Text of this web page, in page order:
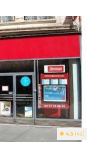
4.5 (43)